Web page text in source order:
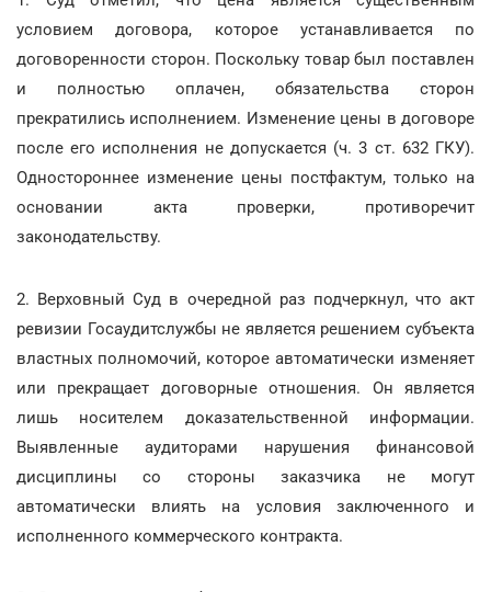
условием договора, которое устанавливается по
договоренности сторон. Поскольку товар был поставлен
и полностью оплачен, обязательства сторон
прекратились исполнением. Изменение цены в договоре
после его исполнения не допускается (ч. 3 ст. 632 ГКУ).
Одностороннее изменение цены постфактум, только на
основании акта проверки, противоречит
законодательству.
2. Верховный Суд в очередной раз подчеркнул, что акт
ревизии Госаудитслужбы не является решением субъекта
властных полномочий, которое автоматически изменяет
или прекращает договорные отношения. Он является
лишь носителем доказательственной информации.
Выявленные аудиторами нарушения финансовой
дисциплины со стороны заказчика не могут
автоматически влиять на условия заключенного и
исполненного коммерческого контракта.